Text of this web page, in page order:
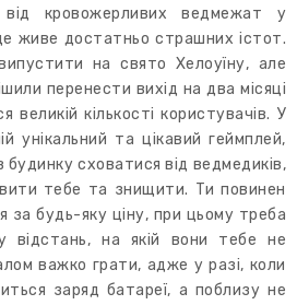
від кровожерливих ведмежат у
живе достатньо страшних істот.
на свято Хелоуїну, але
перенести вихід на два місяці
великій кількості користувачів. У
унікальний та цікавий геймплей,
будинку сховатися від ведмедиків,
тебе та знищити. Ти повинен
за будь-яку ціну, при цьому треба
відстань, на якій вони тебе не
важко грати, адже у разі, коли
заряд батареї, а поблизу не